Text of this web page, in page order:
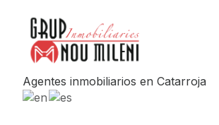
Agentes inmobiliarios en Catarroja